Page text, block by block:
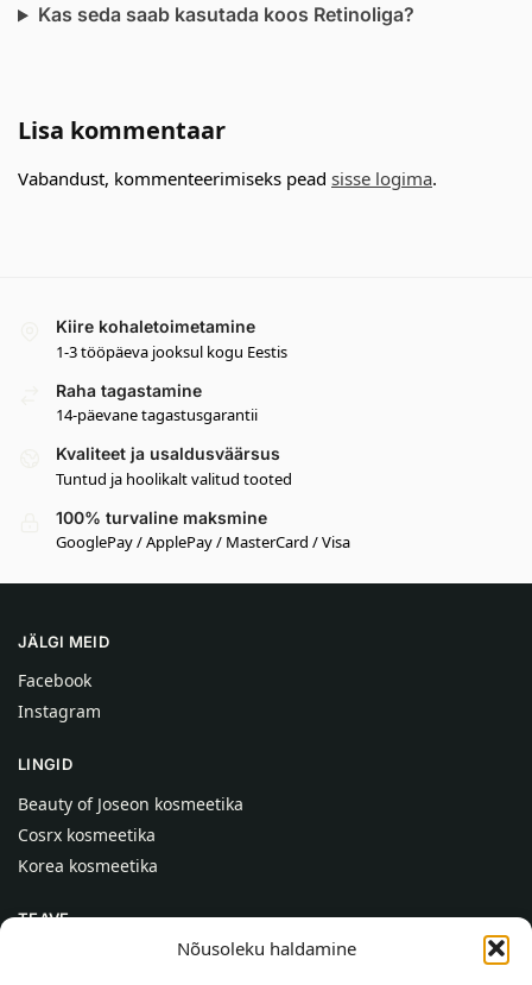
Nõusoleku haldamine
Kas seda saab kasutada koos Retinoliga?
Lisa kommentaar
Vabandust, kommenteerimiseks pead sisse logima.
Kiire kohaletoimetamine
1-3 tööpäeva jooksul kogu Eestis
Raha tagastamine
14-päevane tagastusgarantii
Kvaliteet ja usaldusväärsus
Tuntud ja hoolikalt valitud tooted
100% turvaline maksmine
GooglePay / ApplePay / MasterCard / Visa
JÄLGI MEID
Facebook
Instagram
LINGID
Beauty of Joseon kosmeetika
Cosrx kosmeetika
Korea kosmeetika
TEAVE